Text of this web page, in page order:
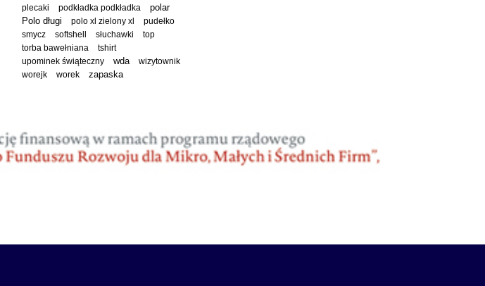
plecaki
podkładka podkładka
polar
Polo długi
polo xl zielony xl pudełko
smycz softshell słuchawki
top
torba bawełniana
tshirt
upominek świąteczny
wda
wizytownik
worejk
worek zapaska